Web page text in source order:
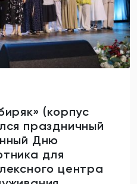
(корпус
праздничный
Дню
для
центра